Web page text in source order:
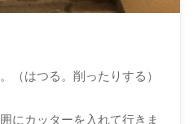
（はつる。削ったりする）
にカッターを入れて行きま